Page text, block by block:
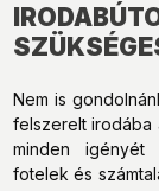
Nem is
felszerelt irodába
minden igényét
fotelek és